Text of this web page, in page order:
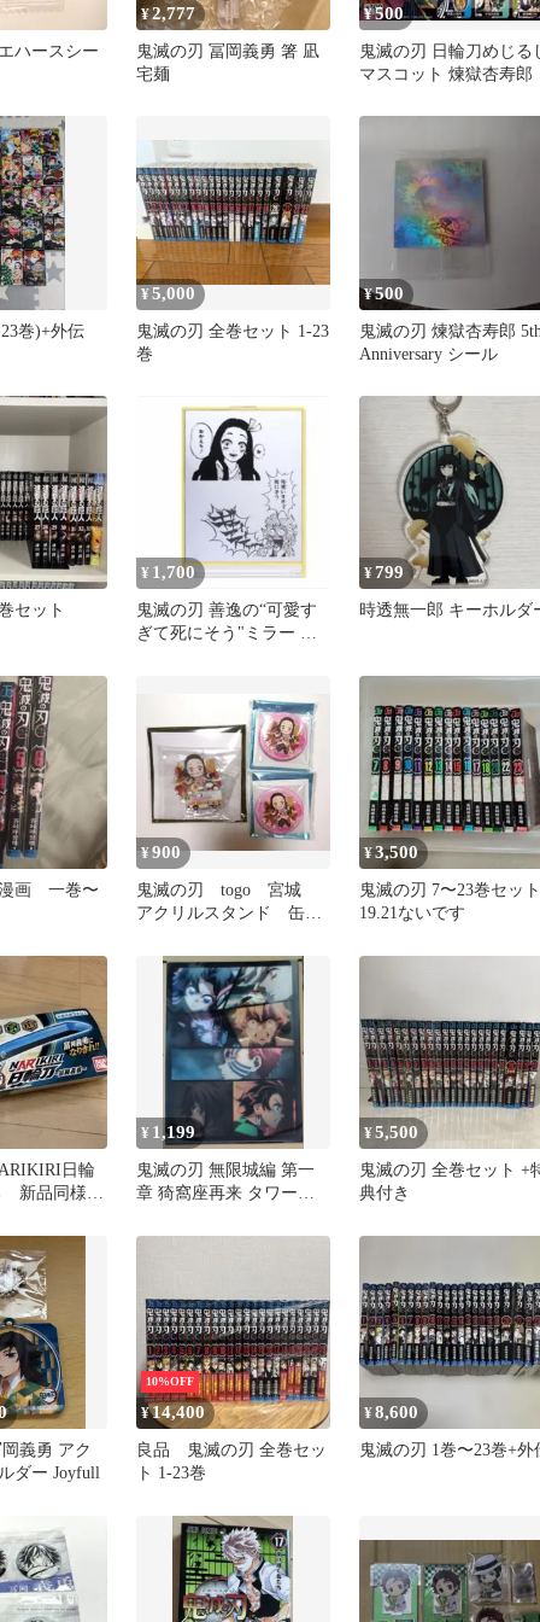
ハースシー
¥2,777
鬼滅の刃 冨岡義勇 箸 凪
宅麺
¥500
鬼滅の刃 日輪刀めじる
マスコット 煉獄杏寿郎
巻)+外伝
¥5,000
鬼滅の刃 全巻セット 1-23
巻
¥500
鬼滅の刃 煉獄杏寿郎
Anniversary シール
セット
¥ 1,700
鬼滅の刃 善逸の“可愛す
ぎて死にそう"ミラー 善
¥799
時透無一郎 キーホルダ
画 一巻〜
¥900
鬼滅の刃 togo 宮城
アクリルスタンド 缶バ
¥3,500
鬼滅の刃 7〜23巻セット
19.21ないです
日輪
新品同様・
¥ 1,199
鬼滅の刃 無限城編 第一
章 猗窩座再来 タワーレ
ファイル
¥5,500
鬼滅の刃 全巻セット +
典付き
義勇 アク
ダー Joyfull
10%OFF
¥14,400
良品 鬼滅の刃 全巻セッ
ト 1-23巻
¥8,600
鬼滅の刃 1巻〜23巻+外